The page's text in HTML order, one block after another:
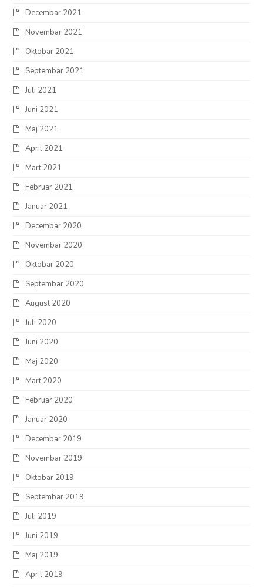
Decembar 2021
Novembar 2021
Oktobar 2021
Septembar 2021
Juli 2021
Juni 2021
Maj 2021
April 2021
Mart 2021
Februar 2021
Januar 2021
Decembar 2020
Novembar 2020
Oktobar 2020
Septembar 2020
August 2020
Juli 2020
Juni 2020
Maj 2020
Mart 2020
Februar 2020
Januar 2020
Decembar 2019
Novembar 2019
Oktobar 2019
Septembar 2019
Juli 2019
Juni 2019
Maj 2019
April 2019